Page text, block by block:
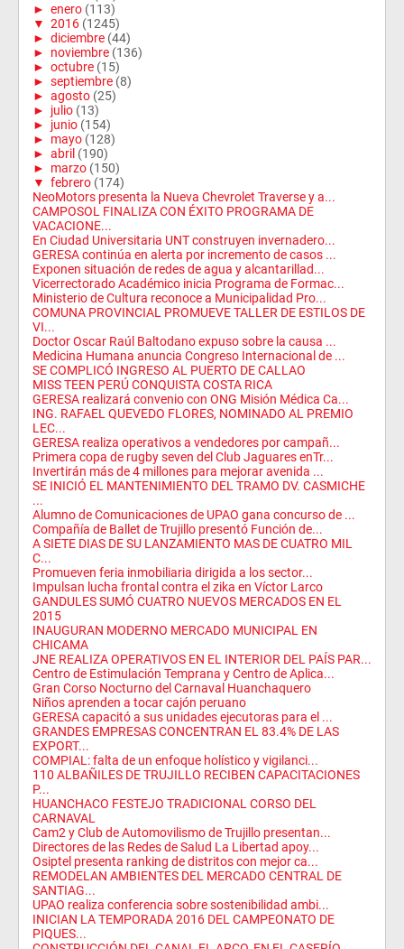
► enero (113)
▼ 2016 (1245)
► diciembre (44)
► noviembre (136)
► octubre (15)
► septiembre (8)
► agosto (25)
► julio (13)
► junio (154)
► mayo (128)
► abril (190)
► marzo (150)
▼ febrero (174)
NeoMotors presenta la Nueva Chevrolet Traverse y a...
CAMPOSOL FINALIZA CON ÉXITO PROGRAMA DE
VACACIONE...
En Ciudad Universitaria UNT construyen invernadero...
GERESA continúa en alerta por incremento de casos ...
Exponen situación de redes de agua y alcantarillad...
Vicerrectorado Académico inicia Programa de Formac...
Ministerio de Cultura reconoce a Municipalidad Pro...
COMUNA PROVINCIAL PROMUEVE TALLER DE ESTILOS DE
VI...
Doctor Oscar Raúl Baltodano expuso sobre la causa ...
Medicina Humana anuncia Congreso Internacional de ...
SE COMPLICÓ INGRESO AL PUERTO DE CALLAO
MISS TEEN PERÚ CONQUISTA COSTA RICA
GERESA realizará convenio con ONG Misión Médica Ca...
ING. RAFAEL QUEVEDO FLORES, NOMINADO AL PREMIO
LEC...
GERESA realiza operativos a vendedores por campañ...
Primera copa de rugby seven del Club Jaguares enTr...
Invertirán más de 4 millones para mejorar avenida ...
SE INICIÓ EL MANTENIMIENTO DEL TRAMO DV. CASMICHE
...
Alumno de Comunicaciones de UPAO gana concurso de ...
Compañía de Ballet de Trujillo presentó Función de...
A SIETE DIAS DE SU LANZAMIENTO MAS DE CUATRO MIL
C...
Promueven feria inmobiliaria dirigida a los sector...
Impulsan lucha frontal contra el zika en Víctor Larco
GANDULES SUMÓ CUATRO NUEVOS MERCADOS EN EL
2015
INAUGURAN MODERNO MERCADO MUNICIPAL EN
CHICAMA
JNE REALIZA OPERATIVOS EN EL INTERIOR DEL PAÍS PAR...
Centro de Estimulación Temprana y Centro de Aplica...
Gran Corso Nocturno del Carnaval Huanchaquero
Niños aprenden a tocar cajón peruano
GERESA capacitó a sus unidades ejecutoras para el ...
GRANDES EMPRESAS CONCENTRAN EL 83.4% DE LAS
EXPORT...
COMPIAL: falta de un enfoque holístico y vigilanci...
110 ALBAÑILES DE TRUJILLO RECIBEN CAPACITACIONES
P...
HUANCHACO FESTEJO TRADICIONAL CORSO DEL
CARNAVAL
Cam2 y Club de Automovilismo de Trujillo presentan...
Directores de las Redes de Salud La Libertad apoy...
Osiptel presenta ranking de distritos con mejor ca...
REMODELAN AMBIENTES DEL MERCADO CENTRAL DE
SANTIAG...
UPAO realiza conferencia sobre sostenibilidad ambi...
INICIAN LA TEMPORADA 2016 DEL CAMPEONATO DE
PIQUES...